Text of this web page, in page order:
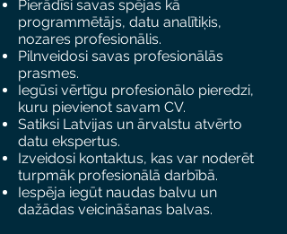
Pierādīsi savas spējas kā
programmētājs, datu analītiķis,
nozares profesionālis.
Pilnveidosi savas profesionālās
prasmes.
Iegūsi vērtīgu profesionālo pieredzi,
kuru pievienot savam CV.
Satiksi Latvijas un ārvalstu atvērto
datu ekspertus.
Izveidosi kontaktus, kas var noderēt
turpmāk profesionālā darbībā.
Iespēja iegūt naudas balvu un
dažādas veicināšanas balvas.